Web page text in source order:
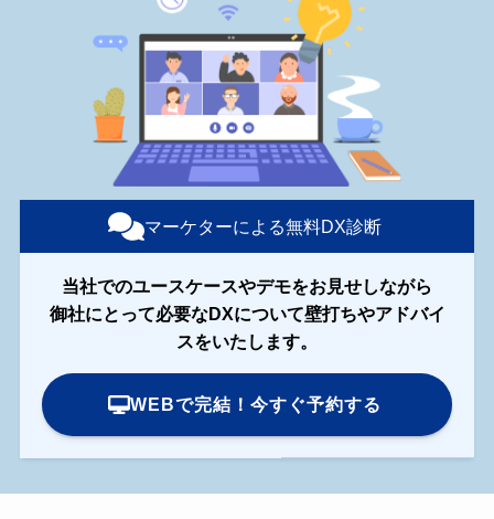
マーケターによる無料DX診断
当社でのユースケースやデモをお見せしながら
御社にとって必要なDXについて壁打ちやアドバイ
スをいたします。
WEBで完結！今すぐ予約する